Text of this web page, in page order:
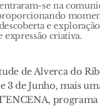
se na
e
expressão criativa.
de Alverca do
3 de Junho, mais
programa